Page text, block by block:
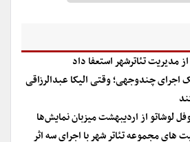
مدیریت تئاترشهر استعفا داد
چندوجهی؛ وقتی الیکا عبدالرزاقی
لوشاتو از اردیبهشت میزبان نمایش‌ها
های مجموعه تئاتر شهر با اجرای سه اثر